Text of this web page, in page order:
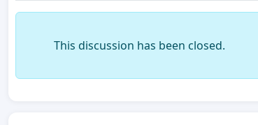
This discussion has been closed.